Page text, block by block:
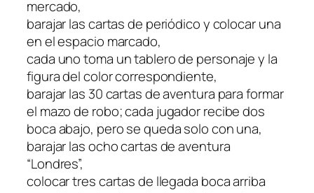
mercado,
barajar las cartas de periódico y colocar una
en el espacio marcado,
cada uno toma un tablero de personaje y la
figura del color correspondiente,
barajar las 30 cartas de aventura para formar
el mazo de robo; cada jugador recibe dos
boca abajo, pero se queda solo con una,
barajar las ocho cartas de aventura
“Londres”,
colocar tres cartas de llegada boca arriba